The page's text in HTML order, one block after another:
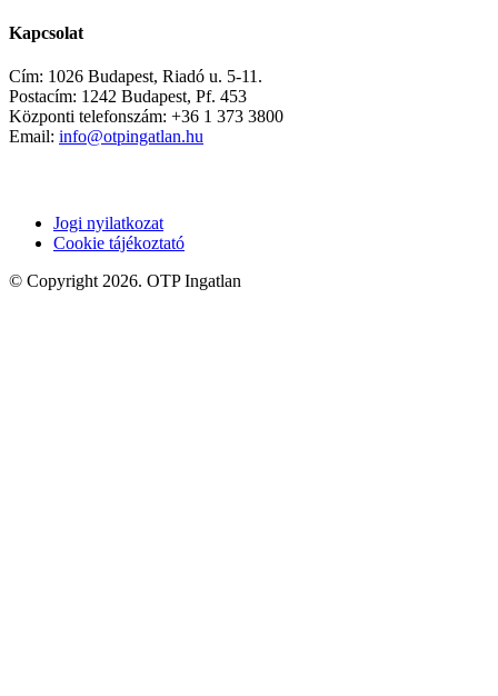
Kapcsolat
Cím: 1026 Budapest, Riadó u. 5-11.
Postacím: 1242 Budapest, Pf. 453
Központi telefonszám: +36 1 373 3800
Email: info@otpingatlan.hu
Jogi nyilatkozat
Cookie tájékoztató
© Copyright 2026. OTP Ingatlan